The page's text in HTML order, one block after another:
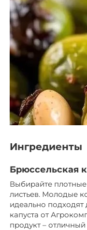
Ингредиенты
Брюссельская
Выбирайте
листьев. Молодые
идеально подходят
капуста от
продукт –